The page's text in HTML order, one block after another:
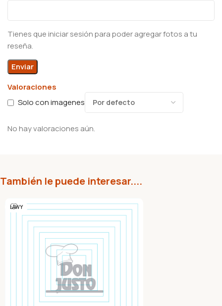
Valoraciones
Solo con imagenes
No hay valoraciones aún.
Tienes que iniciar sesión para poder agregar fotos a tu
reseña.
También le puede interesar....
LAWY